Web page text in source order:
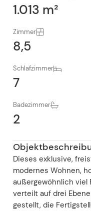
1.013 m²
Zimmer
8,5
Schlafzimmer
7
Badezimmer
2
Dieses exklusive,
modernes Wohnen,
außergewöhnlich viel
verteilt auf drei
gestellt, die